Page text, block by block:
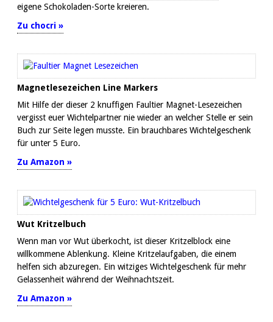
eigene Schokoladen-Sorte kreieren.
Zu chocri »
Magnetlesezeichen Line Markers
Mit Hilfe der dieser 2 knuffigen Faultier Magnet-Lesezeichen
vergisst euer Wichtelpartner nie wieder an welcher Stelle er sein
Buch zur Seite legen musste. Ein brauchbares Wichtelgeschenk
für unter 5 Euro.
Zu Amazon »
Wut Kritzelbuch
Wenn man vor Wut überkocht, ist dieser Kritzelblock eine
willkommene Ablenkung. Kleine Kritzelaufgaben, die einem
helfen sich abzuregen. Ein witziges Wichtelgeschenk für mehr
Gelassenheit während der Weihnachtszeit.
Zu Amazon »